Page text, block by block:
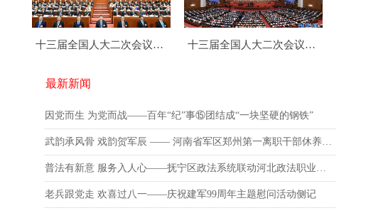
十三届全国人大二次会议在
十三届全国人大二次会议在
最新新闻
因党而生 为党而战——百年“纪”事⑮团结成“一块坚硬的钢铁”
武韵承风骨 戏韵贺军辰 —— 河南省军区郑州第一离职干部休养所八一文艺演出 致敬革命老兵
普法有新意 服务入人心——抚宁区政法系统联动河北政法职业学院宣讲团推动法治宣传服务走进基层一线
老兵跟党走 欢喜过八一——庆祝建军99周年主题慰问活动侧记